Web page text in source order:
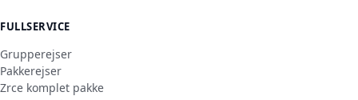
FULLSERVICE
Grupperejser
Pakkerejser
Zrce komplet pakke